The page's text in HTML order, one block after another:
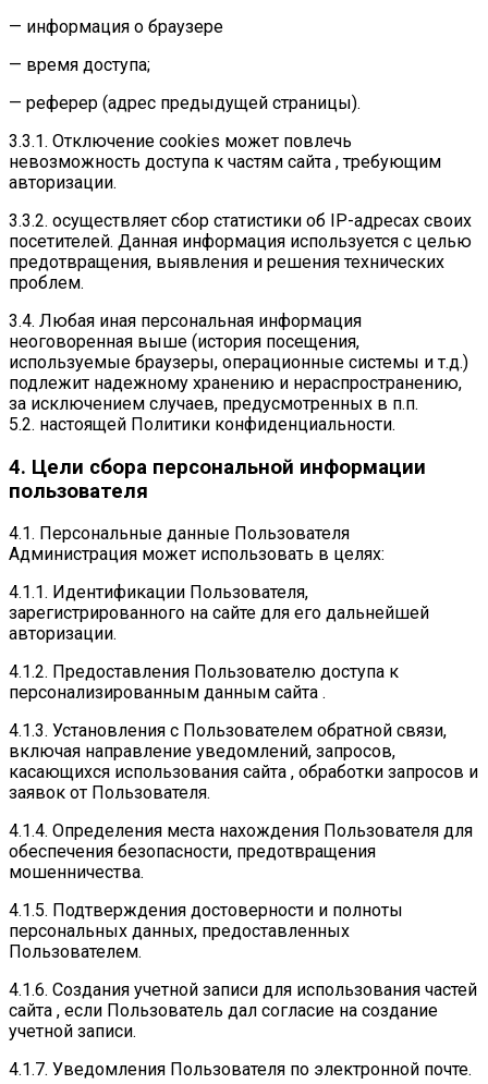
— информация о браузере
— время доступа;
— реферер (адрес предыдущей страницы).
3.3.1. Отключение cookies может повлечь
невозможность доступа к частям сайта , требующим
авторизации.
3.3.2. осуществляет сбор статистики об IP-адресах своих
посетителей. Данная информация используется с целью
предотвращения, выявления и решения технических
проблем.
3.4. Любая иная персональная информация
неоговоренная выше (история посещения,
используемые браузеры, операционные системы и т.д.)
подлежит надежному хранению и нераспространению,
за исключением случаев, предусмотренных в п.п.
5.2. настоящей Политики конфиденциальности.
4. Цели сбора персональной информации
пользователя
4.1. Персональные данные Пользователя
Администрация может использовать в целях:
4.1.1. Идентификации Пользователя,
зарегистрированного на сайте для его дальнейшей
авторизации.
4.1.2. Предоставления Пользователю доступа к
персонализированным данным сайта .
4.1.3. Установления с Пользователем обратной связи,
включая направление уведомлений, запросов,
касающихся использования сайта , обработки запросов и
заявок от Пользователя.
4.1.4. Определения места нахождения Пользователя для
обеспечения безопасности, предотвращения
мошенничества.
4.1.5. Подтверждения достоверности и полноты
персональных данных, предоставленных
Пользователем.
4.1.6. Создания учетной записи для использования частей
сайта , если Пользователь дал согласие на создание
учетной записи.
4.1.7. Уведомления Пользователя по электронной почте.